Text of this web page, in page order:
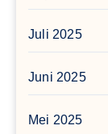
Juli 2025
Juni 2025
Mei 2025